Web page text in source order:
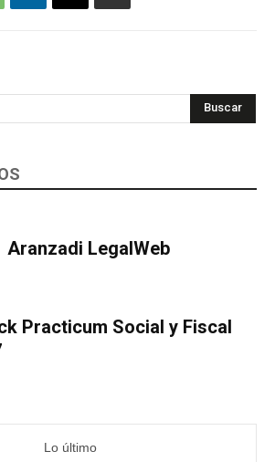
Buscar
Aranzadi LegalWeb
Practicum Social y Fiscal
Lo último